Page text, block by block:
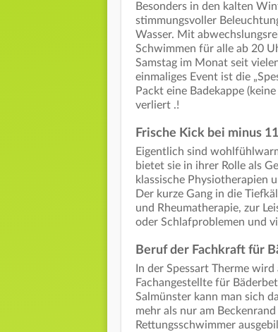
Besonders in den kalten
stimmungsvoller
Wasser. Mit
Schwimmen für alle ab 20
Samstag im Monat seit
einmaliges Event ist die
Packt eine Badekappe
verliert .!
Frische Kick bei minus
Eigentlich sind
bietet sie in ihrer Rolle als
klassische Physiotherapien
Der kurze Gang in die
und Rheumatherapie, zur
oder Schlafproblemen und
Beruf der Fachkraft für
In der Spessart Therme
Fachangestellte für
Salmünster kann man sich
mehr als nur am
Rettungsschwimmer